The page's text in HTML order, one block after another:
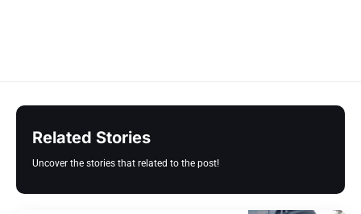
Related Stories
Uncover the stories that related to the post!